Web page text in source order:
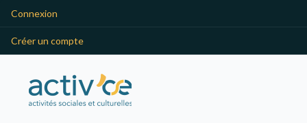
Connexion
Créer un compte